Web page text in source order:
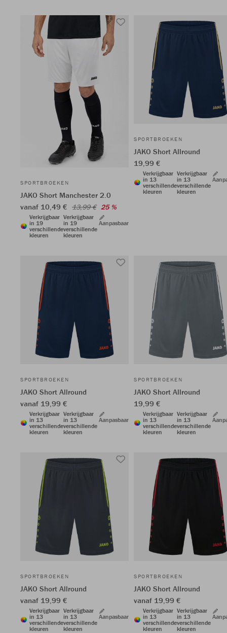
SPORTBROEKEN
JAKO Short Manchester 2.0
vanaf 10,49 € 13,99 € 25 %
Verkrijgbaar
in 19
verschillende
kleuren
Verkrijgbaar
in 19
verschillende
kleuren
Aanpasbaar
SPORTBROEKEN
JAKO Short Allround
19,99 €
Verkrijgbaar
in 13
verschillende
kleuren
Verkrijgbaar
in 13
verschillende
kleuren
SPORTBROEKEN
JAKO Short Allround
vanaf 19,99 €
Verkrijgbaar
in 13
verschillende
kleuren
Verkrijgbaar
in 13
verschillende
kleuren
Aanpasbaar
SPORTBROEKEN
JAKO Short Allround
19,99 €
Verkrijgbaar
in 13
verschillende
kleuren
Verkrijgbaar
in 13
verschillende
kleuren
SPORTBROEKEN
JAKO Short Allround
vanaf 19,99 €
Verkrijgbaar
in 13
verschillende
kleuren
Verkrijgbaar
in 13
verschillende
kleuren
Aanpasbaar
SPORTBROEKEN
JAKO Short Allround
vanaf 19,99 €
Verkrijgbaar
in 13
verschillende
kleuren
Verkrijgbaar
in 13
verschillende
kleuren